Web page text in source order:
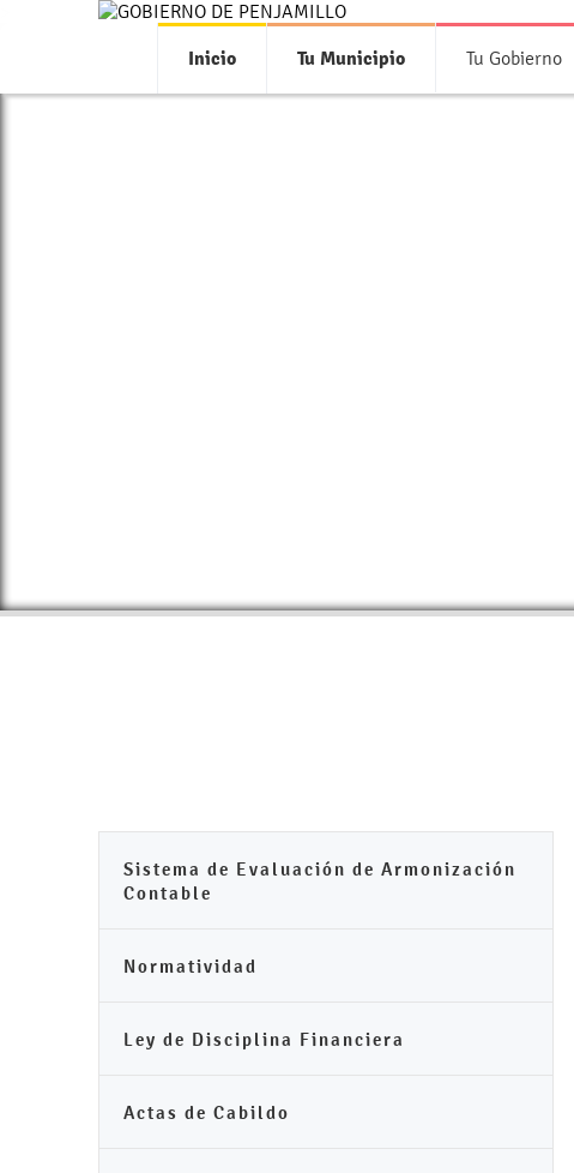
Inicio Tu Municipio Tu Gobierno
Sistema de Evaluación de Armonización
Contable
Normatividad
Ley de Disciplina Financiera
Actas de Cabildo